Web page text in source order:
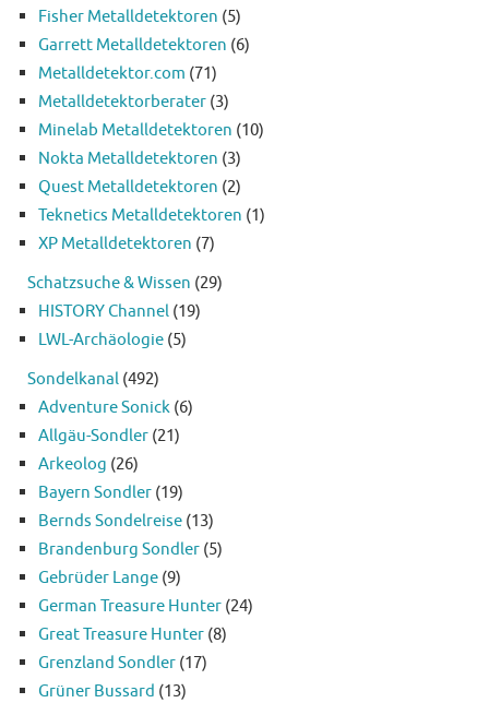
Fisher Metalldetektoren (5)
Garrett Metalldetektoren (6)
Metalldetektor.com (71)
Metalldetektorberater (3)
Minelab Metalldetektoren (10)
Nokta Metalldetektoren (3)
Quest Metalldetektoren (2)
Teknetics Metalldetektoren (1)
XP Metalldetektoren (7)
Schatzsuche & Wissen (29)
HISTORY Channel (19)
LWL-Archäologie (5)
Sondelkanal (492)
Adventure Sonick (6)
Allgäu-Sondler (21)
Arkeolog (26)
Bayern Sondler (19)
Bernds Sondelreise (13)
Brandenburg Sondler (5)
Gebrüder Lange (9)
German Treasure Hunter (24)
Great Treasure Hunter (8)
Grenzland Sondler (17)
Grüner Bussard (13)